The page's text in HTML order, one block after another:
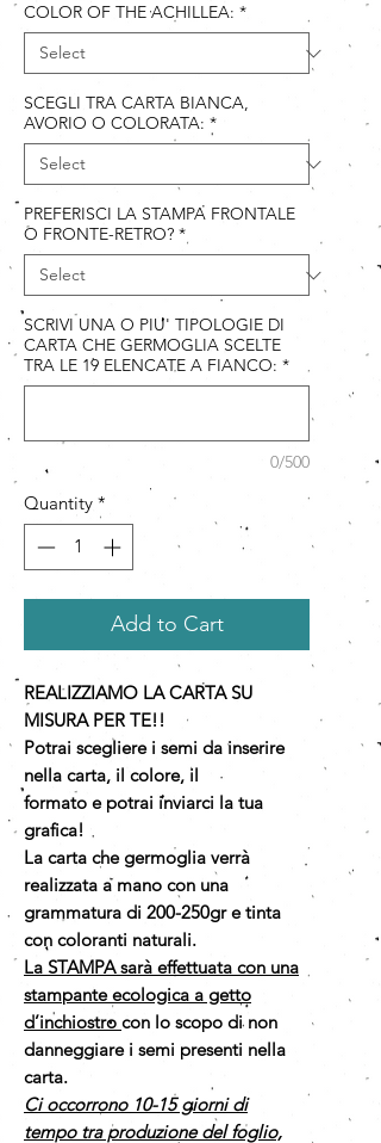
COLOR OF THE ACHILLEA: *
SCEGLI TRA CARTA BIANCA,
AVORIO O COLORATA: *
PREFERISCI LA STAMPA FRONTALE
O FRONTE-RETRO? *
SCRIVI UNA O PIU' TIPOLOGIE DI
CARTA CHE GERMOGLIA SCELTE
TRA LE 19 ELENCATE A FIANCO: *
0/500
Quantity *
Add to Cart
REALIZZIAMO LA CARTA SU
MISURA PER TE!!
Potrai scegliere i semi da inserire
nella carta, il colore, il
formato e potrai inviarci la tua
grafica!
La carta che germoglia verrà
realizzata a mano con una
grammatura di 200-250gr e tinta
con coloranti naturali.
La STAMPA sarà effettuata con una
stampante ecologica a getto
d’inchiostro con lo scopo di non
danneggiare i semi presenti nella
carta.
Ci occorrono 10-15 giorni di
tempo tra produzione del foglio,